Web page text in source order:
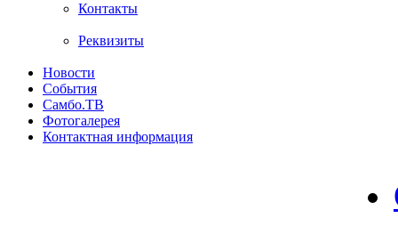
Контакты
Реквизиты
Новости
События
Самбо.ТВ
Фотогалерея
Контактная информация